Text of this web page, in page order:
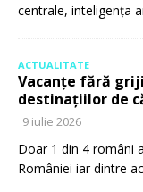
centrale, inteligența
ACTUALITATE
Vacanțe fără griji
destinațiilor de
9 iulie 2026
Doar 1 din 4 români
României iar dintre